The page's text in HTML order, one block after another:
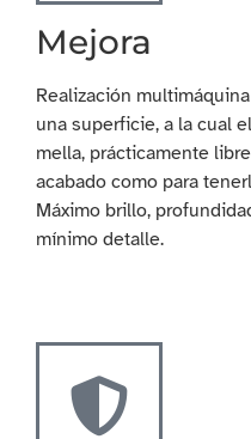
Mejora
Realización
una superficie, a la cual
mella, prácticamente
acabado como para
Máximo brillo,
mínimo detalle.